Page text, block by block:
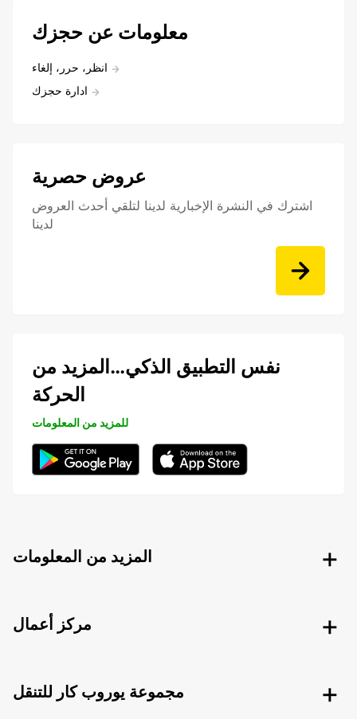
معلومات عن حجزك
انظر، حرر، إلغاء
ادارة حجزك
عروض حصرية
اشترك في النشرة الإخبارية لدينا لتلقي أحدث العروض
لدينا
نفس التطبيق الذكي…المزيد من
الحركة
للمزيد من المعلومات
المزيد من المعلومات
مركز أعمال
مجموعة يوروب كار للتنقل